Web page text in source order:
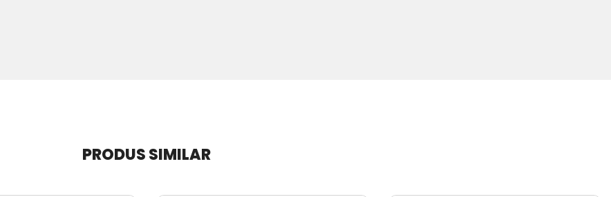
PRODUS SIMILAR